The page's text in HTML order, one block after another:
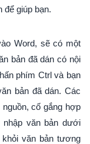
để giúp bạn.
Word, sẽ có một
bản đã dán có nội
phím Ctrl và bạn
bản đã dán. Các
cố gắng hợp
nhập văn bản dưới
văn bản tương